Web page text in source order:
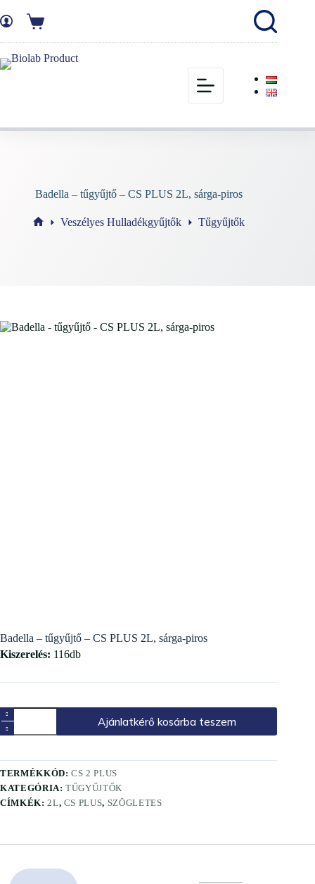
Badella – tűgyűjtő – CS PLUS 2L, sárga-piros
Veszélyes Hulladékgyűjtők Tűgyűjtők
Badella – tűgyűjtő – CS PLUS 2L, sárga-piros
Kiszerelés: 116db
Ajánlatkérő kosárba teszem
TERMÉKKÓD:CS 2 PLUS
KATEGÓRIA:TŰGYŰJTŐK
CÍMKÉK:2L, CS PLUS, SZÖGLETES